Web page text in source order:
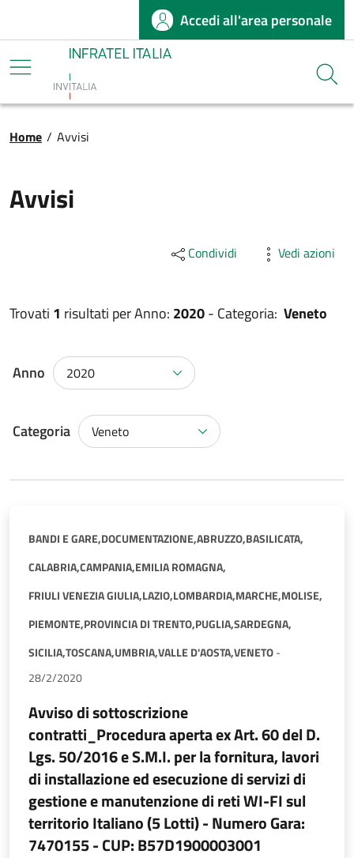
Salta al contenuto principaleAccedi all'area personale
Infratel
Briciole di pane
Home / Avvisi
Avvisi
Condividi Vedi azioni
Trovati 1 risultati perAnno: 2020- Categoria: Veneto
Anno 2020
Categoria Veneto
BANDI E GARE,DOCUMENTAZIONE,ABRUZZO,BASILICATA,
CALABRIA,CAMPANIA,EMILIA ROMAGNA,
FRIULI VENEZIA GIULIA,LAZIO,LOMBARDIA,MARCHE,MOLISE,
PIEMONTE,PROVINCIA DI TRENTO,PUGLIA,SARDEGNA,
SICILIA,TOSCANA,UMBRIA,VALLE D'AOSTA,VENETO-
28/2/2020
Avviso di sottoscrizione
contratti_Procedura aperta ex Art. 60 del D.
Lgs. 50/2016 e S.M.I. per la fornitura, lavori
di installazione ed esecuzione di servizi di
gestione e manutenzione di reti WI-FI sul
territorio Italiano (5 Lotti) - Numero Gara:
7470155 - CUP: B57D1900003001